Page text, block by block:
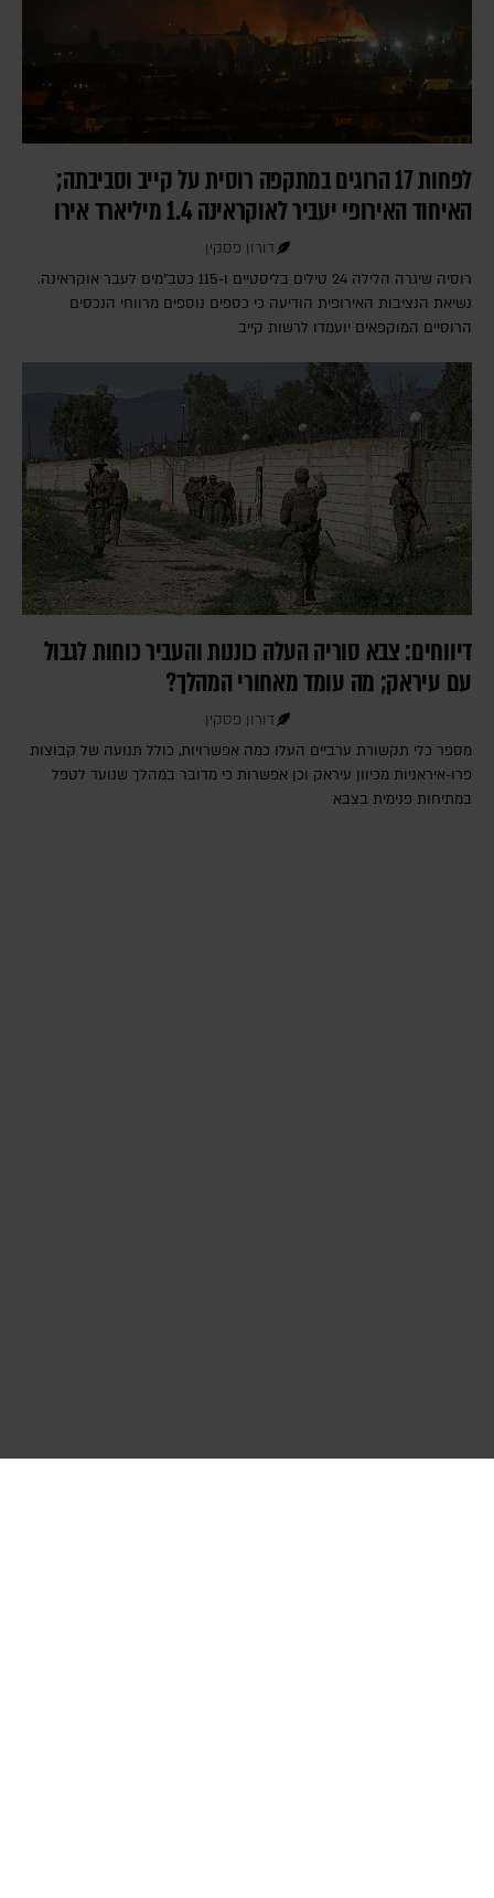
לפחות 17 הרוגים במתקפה רוסית על קייב וסביבתה;
האיחוד האירופי יעביר לאוקראינה 1.4 מיליארד אירו
דורון פסקין
רוסיה שיגרה הלילה 24 טילים בליסטיים ו-115 כטב"מים לעבר אוקראינה.
נשיאת הנציבות האירופית הודיעה כי כספים נוספים מרווחי הנכסים
הרוסיים המוקפאים יועמדו לרשות קייב
דיווחים: צבא סוריה העלה כוננות והעביר כוחות לגבול
עם עיראק; מה עומד מאחורי המהלך?
דורון פסקין
מספר כלי תקשורת ערביים העלו כמה אפשרויות, כולל תנועה של קבוצות
פרו-איראניות מכיוון עיראק וכן אפשרות כי מדובר במהלך שנועד לטפל
במתיחות פנימית בצבא